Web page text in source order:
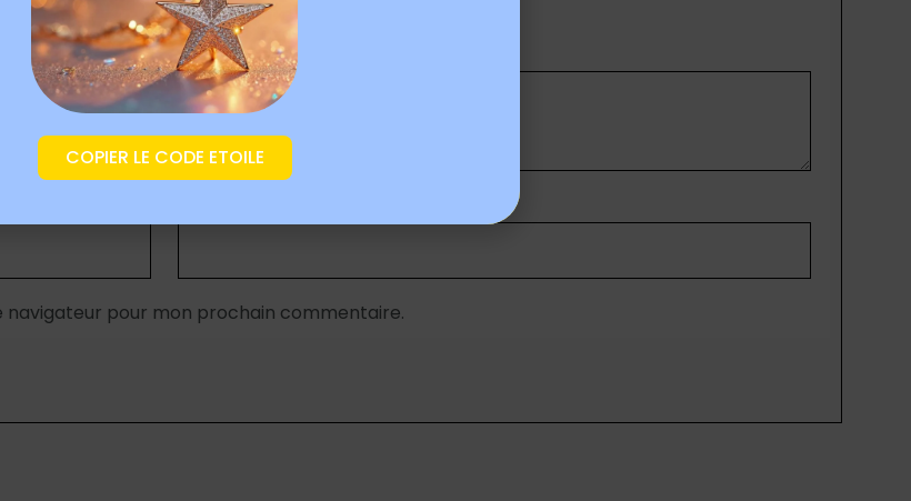
pour mon prochain commentaire.
COPIER LE CODE ETOILE